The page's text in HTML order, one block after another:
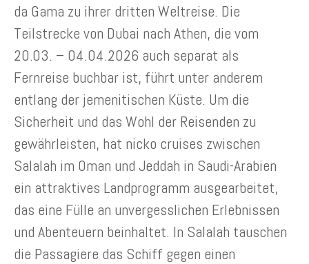
da Gama zu ihrer dritten Weltreise. Die
Teilstrecke von Dubai nach Athen, die vom
20.03. – 04.04.2026 auch separat als
Fernreise buchbar ist, führt unter anderem
entlang der jemenitischen Küste. Um die
Sicherheit und das Wohl der Reisenden zu
gewährleisten, hat nicko cruises zwischen
Salalah im Oman und Jeddah in Saudi-Arabien
ein attraktives Landprogramm ausgearbeitet,
das eine Fülle an unvergesslichen Erlebnissen
und Abenteuern beinhaltet. In Salalah tauschen
die Passagiere das Schiff gegen einen